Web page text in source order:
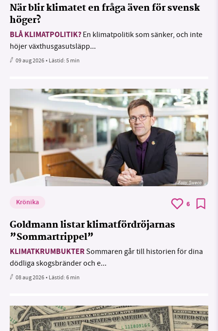
När blir klimatet en fråga även för svensk
höger?
BLÅ KLIMATPOLITIK? En klimatpolitik som sänker, och inte
höjer växthusgasutsläpp...
09 aug 2026• Lästid:5 min
Foto: Sweco
Krönika 6
Goldmann listar klimatfördröjarnas
”Sommartrippel”
KLIMATKRUMBUKTERSommaren går till historien för dina
dödliga skogsbränder och e...
08 aug 2026• Lästid:6 min